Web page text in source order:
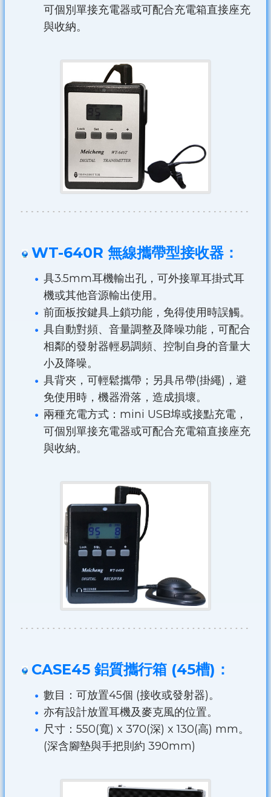
可個別單接充電器或可配合充電箱直接座充
與收納。
WT-640R 無線攜帶型接收器：
具3.5mm耳機輸出孔，可外接單耳掛式耳
機或其他音源輸出使用。
前面板按鍵具上鎖功能，免得使用時誤觸。
具自動對頻、音量調整及降噪功能，可配合
相鄰的發射器輕易調頻、控制自身的音量大
小及降噪。
具背夾，可輕鬆攜帶；另具吊帶(掛繩)，避
免使用時，機器滑落，造成損壞。
兩種充電方式：mini USB埠或接點充電，
可個別單接充電器或可配合充電箱直接座充
與收納。
CASE45 鋁質攜行箱 (45槽)：
數目：可放置45個 (接收或發射器)。
亦有設計放置耳機及麥克風的位置。
尺寸：550(寬) x 370(深) x 130(高) mm。
(深含腳墊與手把則約 390mm)